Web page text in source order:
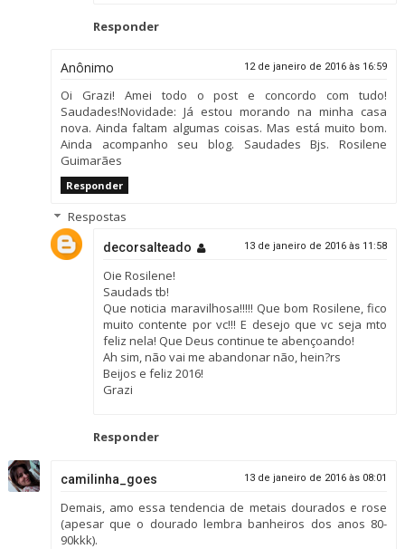
Responder
Anônimo 12 de janeiro de 2016 às 16:59
Oi Grazi! Amei todo o post e concordo com tudo!
Saudades!Novidade: Já estou morando na minha casa
nova. Ainda faltam algumas coisas. Mas está muito bom.
Ainda acompanho seu blog. Saudades Bjs. Rosilene
Guimarães
Responder
Respostas
decorsalteado 13 de janeiro de 2016 às 11:58
Oie Rosilene!
Saudads tb!
Que noticia maravilhosa!!!!! Que bom Rosilene, fico
muito contente por vc!!! E desejo que vc seja mto
feliz nela! Que Deus continue te abençoando!
Ah sim, não vai me abandonar não, hein?rs
Beijos e feliz 2016!
Grazi
Responder
camilinha_goes 13 de janeiro de 2016 às 08:01
Demais, amo essa tendencia de metais dourados e rose
(apesar que o dourado lembra banheiros dos anos 80-
90kkk).